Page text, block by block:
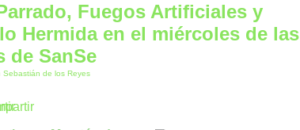
Fuegos Artificiales y
Hermida en el miércoles de las
de SanSe
Sebastián de los Reyes